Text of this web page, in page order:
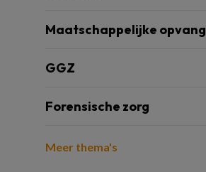
Maatschappelijke opvang
GGZ
Forensische zorg
Meer thema's